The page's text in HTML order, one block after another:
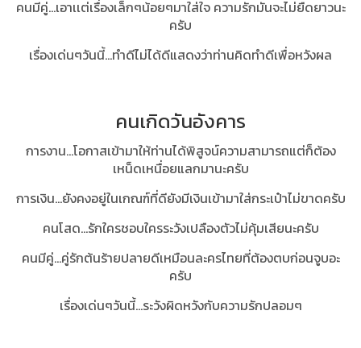
คนมีคู่...เอาเเต่เรื่องเล็กๆน้อยๆมาใส่ใจ ความรักมันจะไม่ยืดยาวนะ
ครับ
เรื่องเด่นๆวันนี้...ทำดีไม่ได้ดีแสดงว่าท่านคิดทำดีเพื่อหวังผล
คนเกิดวันอังคาร
การงาน...โอกาสเข้ามาให้ท่านได้พิสูจน์ความสามารถแต่ก็ต้อง
เหน็ดเหนื่อยแลกมานะครับ
การเงิน...ยังคงอยู่ในเกณฑ์ที่ดียังมีเงินเข้ามาใส่กระเป๋าไม่ขาดครับ
คนโสด...รักใครชอบใครระวังเปลืองตัวไม่คุ้มเสียนะครับ
คนมีคู่...คู่รักต้นร้ายปลายดีเหมือนละครไทยที่ต้องตบก่อนจูบอะ
ครับ
เรื่องเด่นๆวันนี้...ระวังผิดหวังกับความรักปลอมๆ